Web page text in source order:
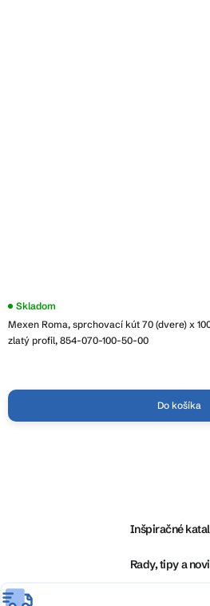
Mexen Roma, sprchovací kút 70 (dvere) x
zlatý profil, 854-070-100-50-00
Skladom
Do košíka
e
Inšpiračné
Rady, tipy a